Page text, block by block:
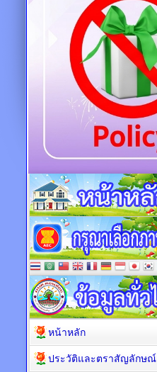
หน้าหลัก
ประวัติและตราสัญลักษณ์